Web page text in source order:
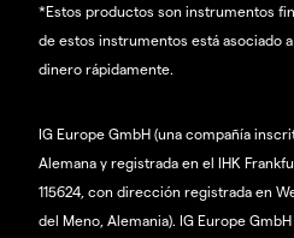
*Estos productos son instrumentos
de estos instrumentos está asociado
dinero rápidamente.
IG Europe GmbH (una compañía
Alemana y registrada en el IHK
115624, con dirección registrada en
del Meno, Alemania). IG Europe